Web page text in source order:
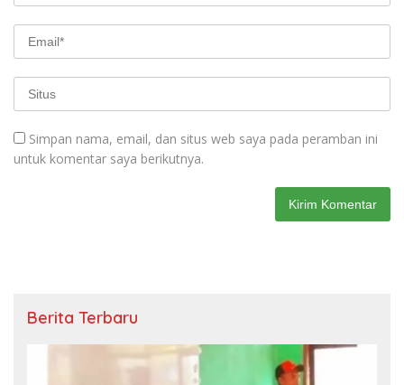
Simpan nama, email, dan situs web saya pada peramban ini
untuk komentar saya berikutnya.
Berita Terbaru